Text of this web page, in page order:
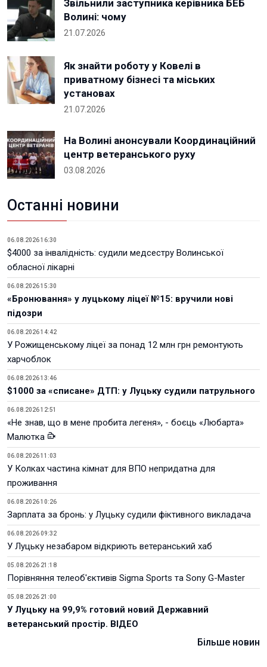
Звільнили заступника керівника БЕБ
Волині: чому
21.07.2026
Як знайти роботу у Ковелі в
приватному бізнесі та міських
установах
21.07.2026
На Волині анонсували Координаційний
центр ветеранського руху
03.08.2026
Останні новини
06.08.2026 16:30
$4000 за інвалідність: судили медсестру Волинської
обласної лікарні
06.08.2026 15:30
«Бронювання» у луцькому ліцеї №15: вручили нові
підозри
06.08.2026 14:42
У Рожищенському ліцеї за понад 12 млн грн ремонтують
харчоблок
06.08.2026 13:46
$1000 за «списане» ДТП: у Луцьку судили патрульного
06.08.2026 12:51
«Не знав, що в мене пробита легеня», - боєць «Любарта»
Малютка
06.08.2026 11:03
У Колках частина кімнат для ВПО непридатна для
проживання
06.08.2026 10:26
Зарплата за бронь: у Луцьку судили фіктивного викладача
06.08.2026 09:32
У Луцьку незабаром відкриють ветеранський хаб
05.08.2026 21:18
Порівняння телеоб'єктивів Sigma Sports та Sony G-Master
05.08.2026 21:00
У Луцьку на 99,9% готовий новий Державний
ветеранський простір. ВІДЕО
Більше новин